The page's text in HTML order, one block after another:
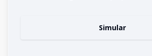
Simular